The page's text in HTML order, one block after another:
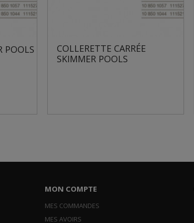
COLLERETTE CARRÉE
SKIMMER POOLS
MON COMPTE
MES COMMANDES
MES AVOIRS